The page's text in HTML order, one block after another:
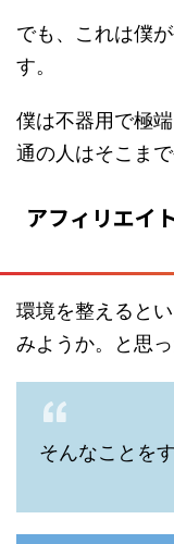
でも、これは僕
す。
僕は不器用で極
通の人はそこま
アフィリエイ
環境を整えると
みようか。と思
そんなことを